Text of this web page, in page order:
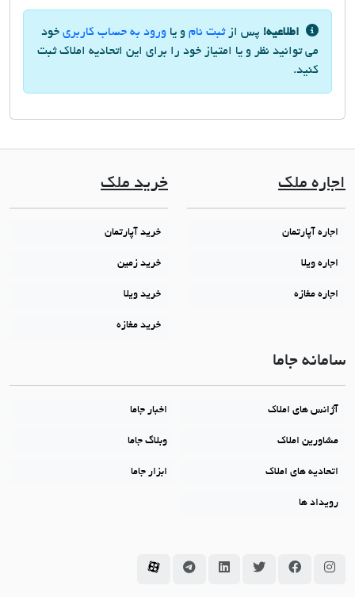
اطلاعیه! پس ازثبت نام و یا ورود به حساب کاربری خود
می توانید نظر و یا امتیاز خود را برای این اتحادیه املاک ثبت
کنید.
اجاره ملک
اجاره آپارتمان
اجاره ویلا
اجاره مغازه
خرید ملک
خرید آپارتمان
خرید زمین
خرید ویلا
خرید مغازه
سامانه جاما
آژانس های املاک اخبار جاما
مشاورین املاک وبلاگ جاما
اتحادیه های املاک ابزار جاما
رویداد ها
سامانه جاما در اینستاگرام
سامانه جاما در فیسبوک
سامانه جاما در توئیتر
سامانه جاما در لینکداین
سامانه جاما در تلگرام
سامانه جاما در آپارات